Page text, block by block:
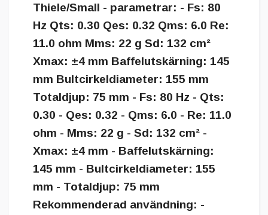
Thiele/Small - parametrar: - Fs: 80
Hz Qts: 0.30 Qes: 0.32 Qms: 6.0 Re:
11.0 ohm Mms: 22 g Sd: 132 cm²
Xmax: ±4 mm Baffelutskärning: 145
mm Bultcirkeldiameter: 155 mm
Totaldjup: 75 mm - Fs: 80 Hz - Qts:
0.30 - Qes: 0.32 - Qms: 6.0 - Re: 11.0
ohm - Mms: 22 g - Sd: 132 cm² -
Xmax: ±4 mm - Baffelutskärning:
145 mm - Bultcirkeldiameter: 155
mm - Totaldjup: 75 mm
Rekommenderad användning: -